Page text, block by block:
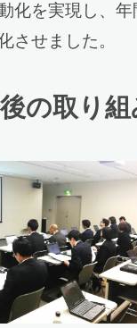
化を実現し、
させました。
の取り組